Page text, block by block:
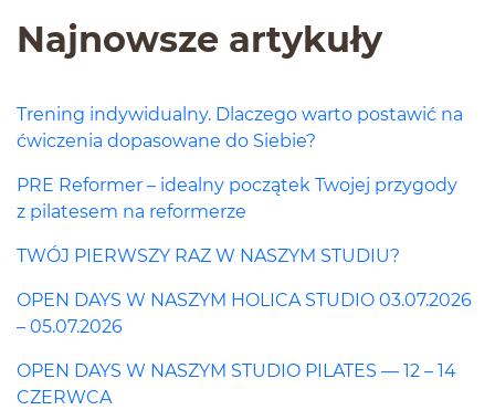
Najnowsze artykuły
Trening indywidualny. Dlaczego warto postawić na
ćwiczenia dopasowane do Siebie?
PRE Reformer – idealny początek Twojej przygody
z pilatesem na reformerze
TWÓJ PIERWSZY RAZ W NASZYM STUDIU?
OPEN DAYS W NASZYM HOLICA STUDIO 03.07.2026
– 05.07.2026
OPEN DAYS W NASZYM STUDIO PILATES — 12 – 14
CZERWCA